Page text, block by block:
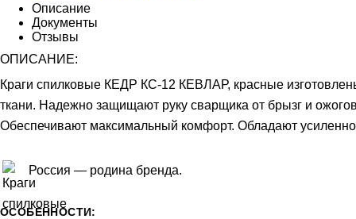
Описание
Документы
Отзывы
ОПИСАНИЕ:
Краги спилковые КЕДР КС-12 КЕВЛАР, красные
ткани. Надежно защищают руку сварщика от брызг и
Обеспечивают максимальный комфорт. Обладают
Россия — родина бренда.
ОСОБЕННОСТИ: